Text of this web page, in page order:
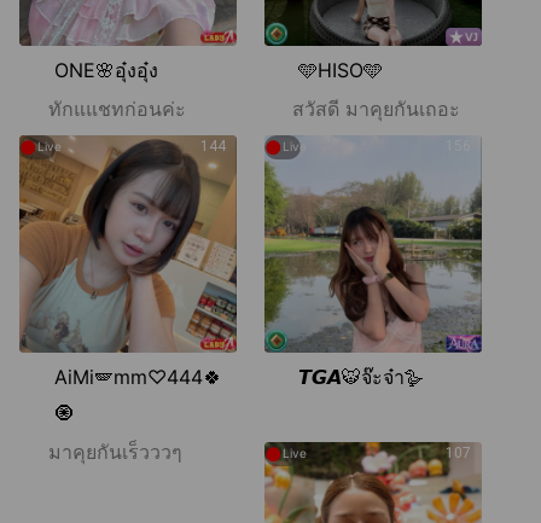
ONE🌸อุ๋งอุ๋ง
ทักแแชทก่อนค่ะ
🩵HISO🩵
สวัสดี มาคุยกันเถอะ
144
●Live
AiMi🪽mm♡444🍀
🧿
มาคุยกันเร็วววๆ
● Live
𝙏𝙂𝘼🐯จ๊ะจ๋า🪿
107
●Live